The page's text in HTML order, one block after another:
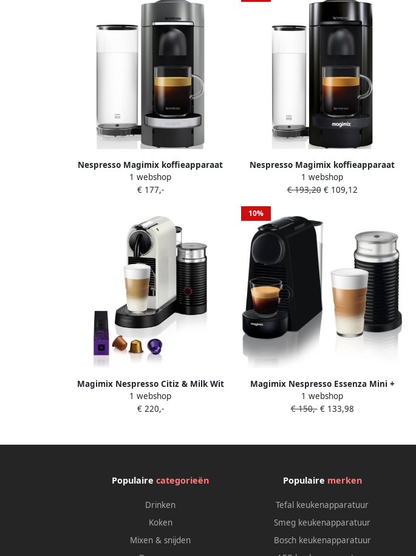
Nespresso Magimix koffieapparaat
VertuoPlus Deluxe (Grijs)
1 webshop
€ 177,-
Nespresso Magimix koffieapparaat
VertuoPlus (Zwart)
1 webshop
€ 193,20€ 109,12
Magimix Nespresso Citiz & Milk Wit
Melkopschuimer
1 webshop
€ 220,-
10%
Magimix Nespresso Essenza Mini +
Aeroccino M115 11377NL Nespresso
Zwart
1 webshop
€ 150,-€ 133,98
Populairecategorieën
Drinken
Koken
Mixen & snijden
Populaire merken
Tefal keukenapparatuur
Smeg keukenapparatuur
Bosch keukenapparatuur